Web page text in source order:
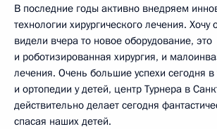
В последние годы активно внедряем
технологии хирургического лечения. Хочу
видели вчера то новое оборудование, это
и роботизированная хирургия, и
лечения. Очень большие успехи сегодня в
и ортопедии у детей, центр Турнера в
действительно делает сегодня
спасая наших детей.